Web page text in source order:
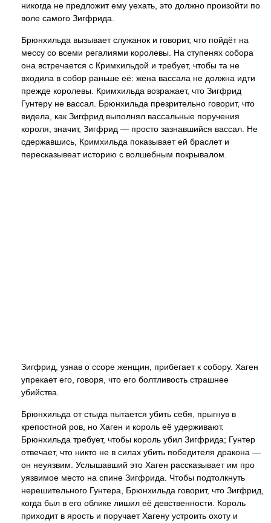
никогда не предложит ему уехать, это должно произойти по
воле самого Зигфрида.
Брюнхильда вызывает служанок и говорит, что пойдёт на
мессу со всеми регалиями королевы. На ступенях собора
она встречается с Кримхильдой и требует, чтобы та не
входила в собор раньше её: жена вассала не должна идти
прежде королевы. Кримхильда возражает, что Зигфрид
Гунтеру не вассал. Брюнхильда презрительно говорит, что
видела, как Зигфрид выполнял вассальные поручения
короля, значит, Зигфрид — просто зазнавшийся вассал. Не
сдержавшись, Кримхильда показывает ей браслет и
пересказывеат историю с волшебным покрывалом.
Зигфрид, узнав о ссоре женщин, прибегает к собору. Хаген
упрекает его, говоря, что его болтливость страшнее
убийства.
Брюнхильда от стыда пытается убить себя, прыгнув в
крепостной ров, но Хаген и король её удерживают.
Брюнхильда требует, чтобы король убил Зигфрида; Гунтер
отвечает, что никто не в силах убить победителя дракона —
он неуязвим. Услышавший это Хаген рассказывает им про
уязвимое место на спине Зигфрида. Чтобы подтолкнуть
нерешительного Гунтера, Брюнхильда говорит, что Зигфрид,
когда был в его облике лишил её девственности. Король
приходит в ярость и поручает Хагену устроить охоту и